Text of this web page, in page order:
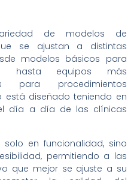
de modelos de
se ajustan a distintas
modelos básicos para
hasta equipos más
para procedimientos
está diseñado teniendo en
día a día de las clínicas
en funcionalidad, sino
permitiendo a las
que mejor se ajuste a su